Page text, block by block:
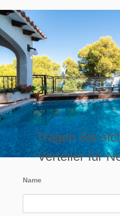
Tragen Sie
Verteiler für
Name